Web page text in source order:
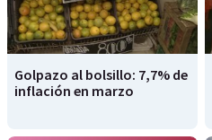
Golpazo al bolsillo: 7,7% de
inflación en marzo